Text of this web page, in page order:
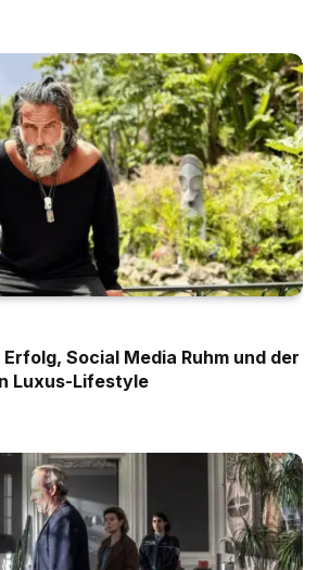
Erfolg, Social Media Ruhm und der
Luxus-Lifestyle